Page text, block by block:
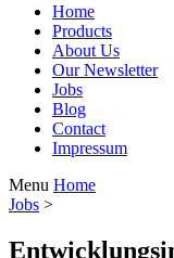
Home
Products
About Us
Our Newsletter
Jobs
Blog
Contact
Impressum
Menu Home
Jobs >